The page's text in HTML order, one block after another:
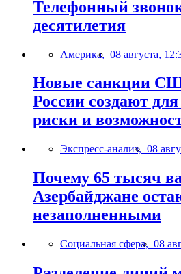
Телефонный
десятилетия
Америка, 08 августа,
Новые санкции
России создают
риски и
Экспресс-анализ, 08
Почему 65 тысяч
Азербайджане
незаполненными
Социальная сфера, 08